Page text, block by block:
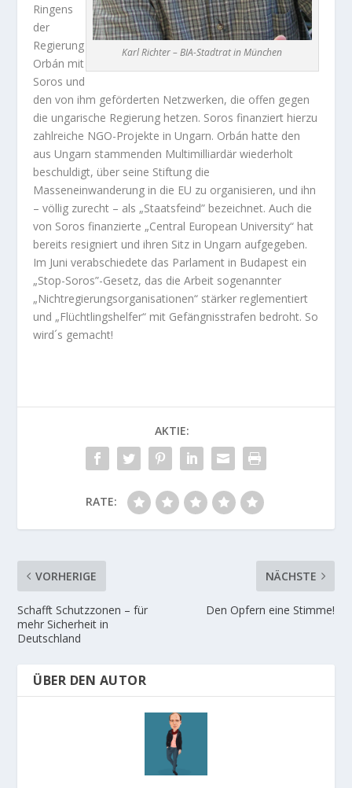
Karl Richter – BIA-Stadtrat in München
Ringens
der
Regierung
Orbán mit
Soros und
den von ihm geförderten Netzwerken, die offen gegen
die ungarische Regierung hetzen. Soros finanziert hierzu
zahlreiche NGO-Projekte in Ungarn. Orbán hatte den
aus Ungarn stammenden Multimilliardär wiederholt
beschuldigt, über seine Stiftung die
Masseneinwanderung in die EU zu organisieren, und ihn
– völlig zurecht – als „Staatsfeind” bezeichnet. Auch die
von Soros finanzierte „Central European University“ hat
bereits resigniert und ihren Sitz in Ungarn aufgegeben.
Im Juni verabschiedete das Parlament in Budapest ein
„Stop-Soros”-Gesetz, das die Arbeit sogenannter
„Nichtregierungsorganisationen“ stärker reglementiert
und „Flüchtlingshelfer“ mit Gefängnisstrafen bedroht. So
wird´s gemacht!
AKTIE:
RATE:
VORHERIGE
Schafft Schutzzonen – für
mehr Sicherheit in
Deutschland
NÄCHSTE
Den Opfern eine Stimme!
ÜBER DEN AUTOR